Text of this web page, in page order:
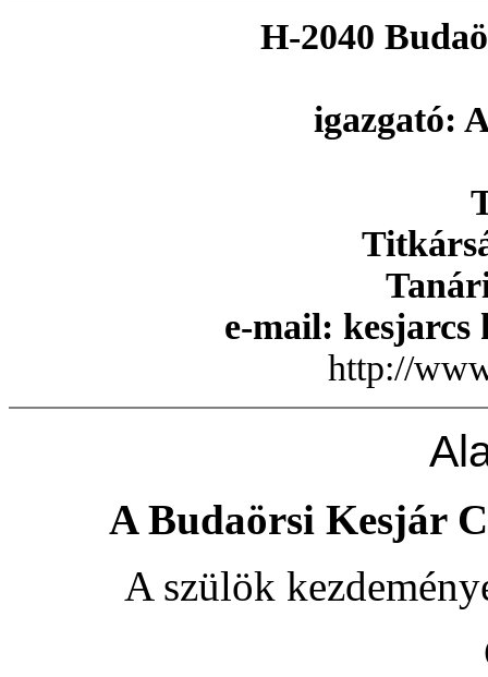
H-2040
igazgató:
e-mail:
http://
A Budaörsi Kesjár
A szülök